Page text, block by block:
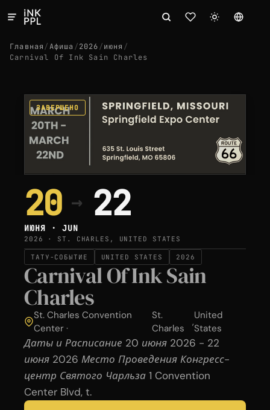
Главная/Афиша /2026/июня /
Carnival Of Ink Sain Charles
ЗАВЕРШЕНО
20 → 22
ИЮНЯ · JUN
2026 · ST. CHARLES, UNITED STATES
ТАТУ-СОБЫТИЕ UNITED STATES 2026
Carnival Of Ink Sain
Charles
St. Charles Convention
Center ·
St.
Charles
,
United
States
Даты и Расписание 20 июня 2026 - 22
июня 2026 Место Проведения Конгресс-
центр Святого Чарльза 1 Convention
Center Blvd, t.